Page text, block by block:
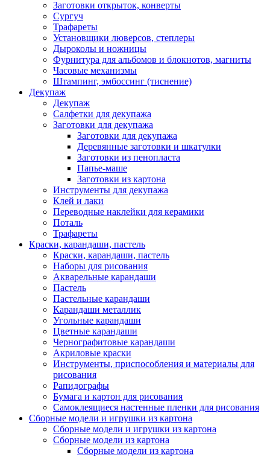
Заготовки открыток, конверты
Сургуч
Трафареты
Установщики люверсов, степлеры
Дыроколы и ножницы
Фурнитура для альбомов и блокнотов, магниты
Часовые механизмы
Штампинг, эмбоссинг (тиснение)
Декупаж
Декупаж
Салфетки для декупажа
Заготовки для декупажа
Заготовки для декупажа
Деревянные заготовки и шкатулки
Заготовки из пенопласта
Папье-маше
Заготовки из картона
Инструменты для декупажа
Клей и лаки
Переводные наклейки для керамики
Поталь
Трафареты
Краски, карандаши, пастель
Краски, карандаши, пастель
Наборы для рисования
Акварельные карандаши
Пастель
Пастельные карандаши
Карандаши металлик
Угольные карандаши
Цветные карандаши
Чернографитовые карандаши
Акриловые краски
Инструменты, приспособления и материалы для
рисования
Рапидографы
Бумага и картон для рисования
Самоклеящиеся настенные пленки для рисования
Сборные модели и игрушки из картона
Сборные модели и игрушки из картона
Сборные модели из картона
Сборные модели из картона